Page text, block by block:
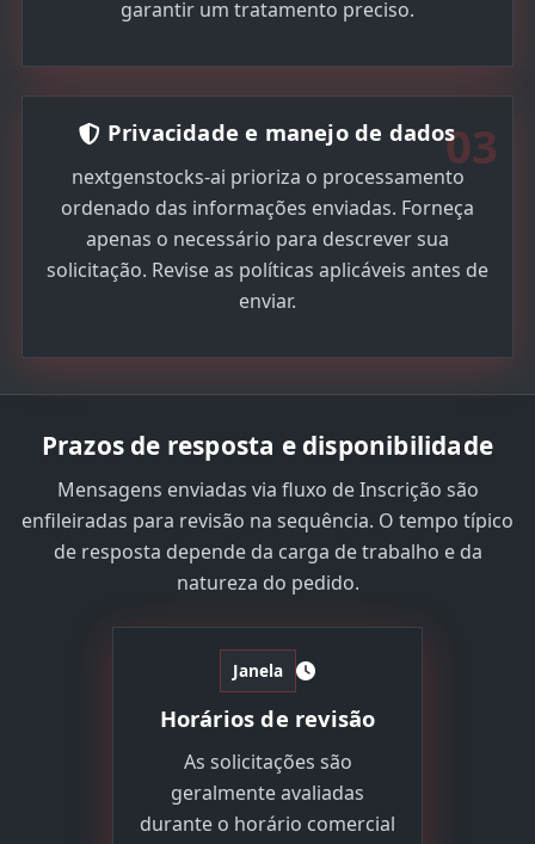
garantir um tratamento preciso.
03
Privacidade e manejo de dados
nextgenstocks-ai prioriza o processamento
ordenado das informações enviadas. Forneça
apenas o necessário para descrever sua
solicitação. Revise as políticas aplicáveis antes de
enviar.
Prazos de resposta e disponibilidade
Mensagens enviadas via fluxo de Inscrição são
enfileiradas para revisão na sequência. O tempo típico
de resposta depende da carga de trabalho e da
natureza do pedido.
Janela
Horários de revisão
As solicitações são
geralmente avaliadas
durante o horário comercial